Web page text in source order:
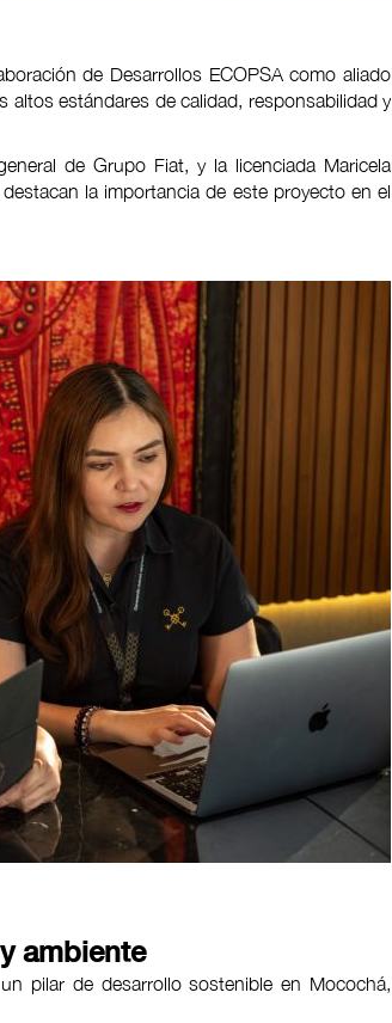
de Desarrollos ECOPSA como aliado
altos estándares de calidad, responsabilidad y
de Grupo Fiat, y la licenciada Maricela
la importancia de este proyecto en el
ambiente
pilar de desarrollo sostenible en Mocochá,